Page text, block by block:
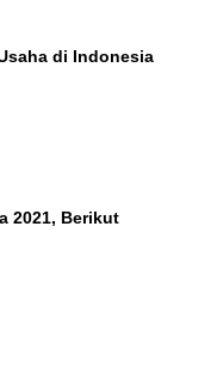
di Indonesia
2021, Berikut